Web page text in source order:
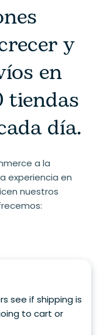
y
en
tiendas
día.
a la
experiencia en
nuestros
see if shipping is
to cart or